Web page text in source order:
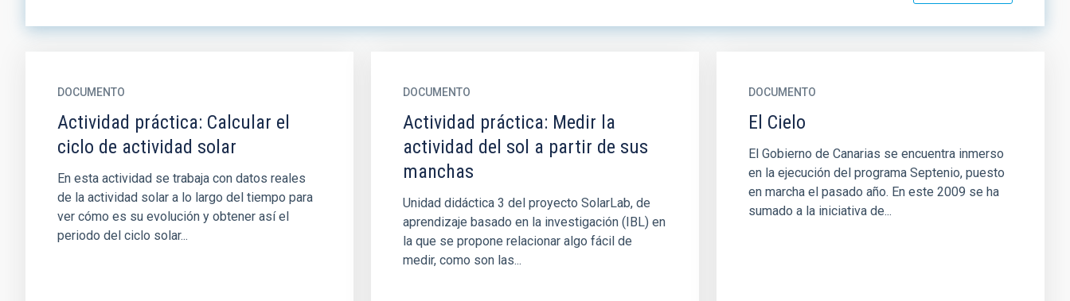
DOCUMENTO
Actividad práctica: Calcular el
ciclo de actividad solar
En esta actividad se trabaja con datos reales
de la actividad solar a lo largo del tiempo para
ver cómo es su evolución y obtener así el
periodo del ciclo solar...
DOCUMENTO
Actividad práctica: Medir la
actividad del sol a partir de sus
manchas
Unidad didáctica 3 del proyecto SolarLab, de
aprendizaje basado en la investigación (IBL) en
la que se propone relacionar algo fácil de
medir, como son las...
DOCUMENTO
El Cielo
El Gobierno de Canarias se encuentra inmerso
en la ejecución del programa Septenio, puesto
en marcha el pasado año. En este 2009 se ha
sumado a la iniciativa de...